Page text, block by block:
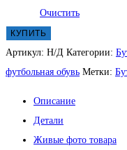
Очистить
КУПИТЬ
Артикул: Н/Д Категории:
футбольная обувь Метки:
Описание
Детали
Живые фото товара